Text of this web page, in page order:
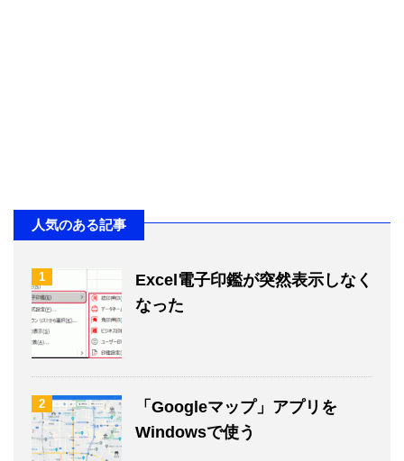
人気のある記事
1
Excel電子印鑑が突然表示しなく
なった
2
「Googleマップ」アプリを
Windowsで使う